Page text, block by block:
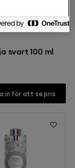
10208
svart 100 ml
in för att se pris